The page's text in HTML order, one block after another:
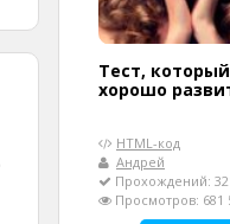
Тест,
хорошо
HTML-код
Андрей
Прохождений:
Просмотров: 681